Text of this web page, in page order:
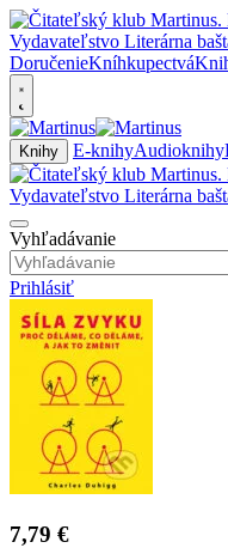
DoručenieKníhkupectvá
Knihy E-knihyAudioknihy
Vyhľadávanie
Prihlásiť
7,79 €